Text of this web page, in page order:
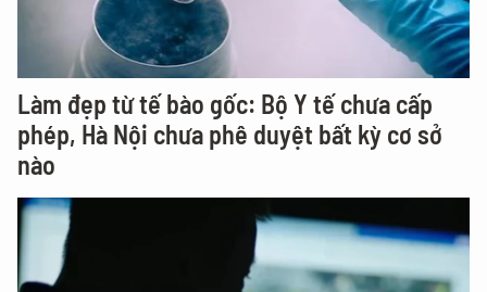
Làm đẹp từ tế bào gốc: Bộ Y tế chưa cấp
phép, Hà Nội chưa phê duyệt bất kỳ cơ sở
nào